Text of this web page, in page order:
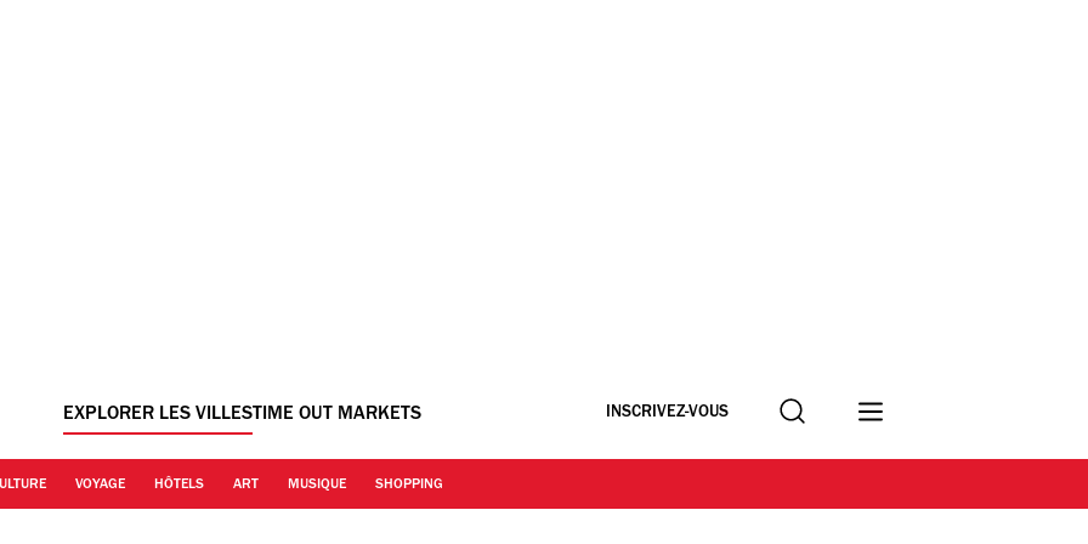
EXPLORER LES VILLESTIME OUT MARKETS INSCRIVEZ-VOUS Recherche
VOYAGE HÔTELS ART MUSIQUE SHOPPING